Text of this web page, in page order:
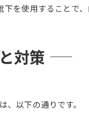
を使用することで、
対策
以下の通りです。